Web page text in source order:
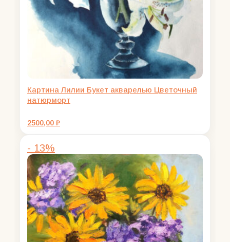
Картина Лилии Букет акварелью Цветочный
натюрморт
2500,00 ₽
- 13%